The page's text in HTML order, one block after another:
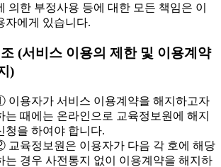
의한 부정사용 등에 대한 모든 책임은 이
자에게 있습니다.
(서비스 이용의 제한 및 이용계약
)
이용자가 서비스 이용계약을 해지하고자
는 때에는 온라인으로 교육정보원에 해지
청을 하여야 합니다.
교육정보원은 이용자가 다음 각 호에 해당
는 경우 사전통지 없이 이용계약을 해지하